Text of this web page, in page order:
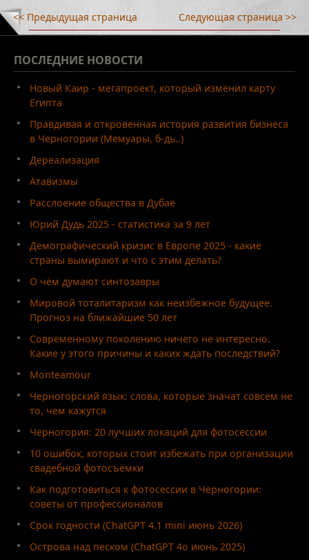
<< Предыдущая страница Следующая страница >>
ПОСЛЕДНИЕ НОВОСТИ
Новый Каир - мегапроект, который изменил карту
Египта
Правдивая и откровенная история развития бизнеса
в Черногории (Мемуары, б-дь..)
Дереализация
Атавизмы
Расслоение общества в Дубае
Юрий Дудь 2025 - статистика за 9 лет
Демографический кризис в Европе 2025 - какие
страны вымирают и что с этим делать?
О чём думают синтозавры
Мировой тоталитаризм как неизбежное будущее.
Прогноз на ближайшие 50 лет
Современному поколению ничего не интересно.
Какие у этого причины и каких ждать последствий?
Monteamour
Черногорский язык: слова, которые значат совсем не
то, чем кажутся
Черногория: 20 лучших локаций для фотосессии
10 ошибок, которых стоит избежать при организации
свадебной фотосъёмки
Как подготовиться к фотосессии в Черногории:
советы от профессионалов
Срок годности (ChatGPT 4.1 mini июнь 2026)
Острова над песком (ChatGPT 4o июнь 2025)